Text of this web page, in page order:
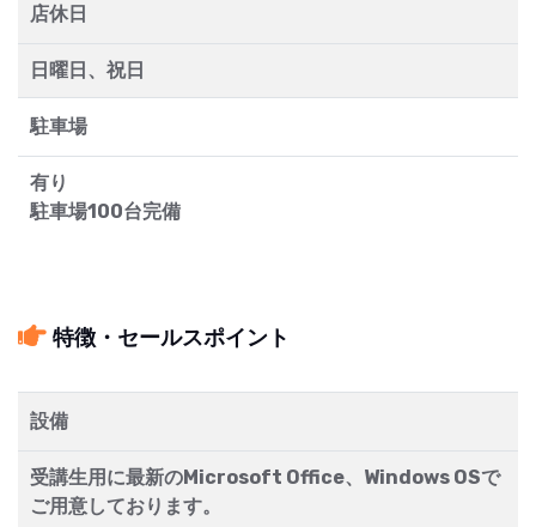
店休日
日曜日、祝日
駐車場
有り
駐車場100台完備
特徴・セールスポイント
設備
受講生用に最新のMicrosoft Office、Windows OSで
ご用意しております。